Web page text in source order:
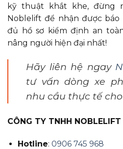
kỹ thuật khắt khe, đừng
Noblelift để nhận được
đủ hồ sơ kiểm định an
nâng người hiện đại nhất!
Hãy liên hệ ngay
tư vấn dòng xe
nhu cầu thực tế
CÔNG TY TNHH
Hotline: 0906 745 968